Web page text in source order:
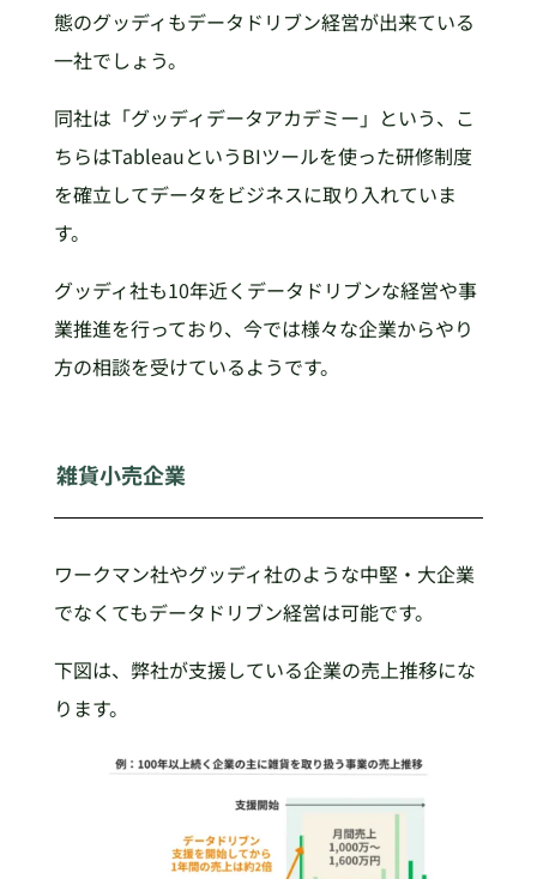
態のグッディもデータドリブン経営が出来ている
一社でしょう。
同社は「グッディデータアカデミー」という、こ
ちらはTableauというBIツールを使った研修制度
を確立してデータをビジネスに取り入れていま
す。
グッディ社も10年近くデータドリブンな経営や事
業推進を行っており、今では様々な企業からやり
方の相談を受けているようです。
雑貨小売企業
ワークマン社やグッディ社のような中堅・大企業
でなくてもデータドリブン経営は可能です。
下図は、弊社が支援している企業の売上推移にな
ります。